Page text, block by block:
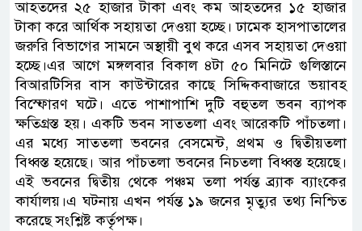
আহতদের ২৫ হাজার টাকা এবং কম আহতদের ১৫ হাজার
টাকা করে আর্থিক সহায়তা দেওয়া হচ্ছে। ঢামেক হাসপাতালের
জরুরি বিভাগের সামনে অস্থায়ী বুথ করে এসব সহায়তা দেওয়া
হচ্ছে।এর আগে মঙ্গলবার বিকাল ৪টা ৫০ মিনিটে গুলিস্তানে
বিআরটিসির বাস কাউন্টারের কাছে সিদ্দিকবাজারে ভয়াবহ
বিস্ফোরণ ঘটে। এতে পাশাপাশি দুটি বহুতল ভবন ব্যাপক
ক্ষতিগ্রস্ত হয়। একটি ভবন সাততলা এবং আরেকটি পাঁচতলা।
এর মধ্যে সাততলা ভবনের বেসমেন্ট, প্রথম ও দ্বিতীয়তলা
বিধ্বস্ত হয়েছে। আর পাঁচতলা ভবনের নিচতলা বিধ্বস্ত হয়েছে।
এই ভবনের দ্বিতীয় থেকে পঞ্চম তলা পর্যন্ত ব্র্যাক ব্যাংকের
কার্যালয়।এ ঘটনায় এখন পর্যন্ত ১৯ জনের মৃত্যুর তথ্য নিশ্চিত
করেছে সংশ্লিষ্ট কর্তৃপক্ষ।